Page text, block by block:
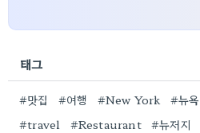
태그
#맛집 #여행 #New York #뉴욕
#travel
#Restaurant #뉴저지